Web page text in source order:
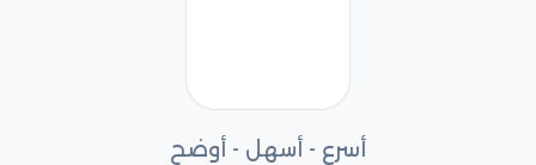
أسرع - أسهل - أوضح